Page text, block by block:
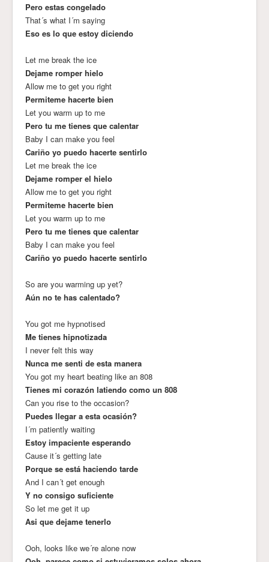
Pero estas congelado
That´s what I´m saying
Eso es lo que estoy diciendo
Let me break the ice
Dejame romper hielo
Allow me to get you right
Permiteme hacerte bien
Let you warm up to me
Pero tu me tienes que calentar
Baby I can make you feel
Cariño yo puedo hacerte sentirlo
Let me break the ice
Dejame romper el hielo
Allow me to get you right
Permiteme hacerte bien
Let you warm up to me
Pero tu me tienes que calentar
Baby I can make you feel
Cariño yo puedo hacerte sentirlo
So are you warming up yet?
Aún no te has calentado?
You got me hypnotised
Me tienes hipnotizada
I never felt this way
Nunca me senti de esta manera
You got my heart beating like an 808
Tienes mi corazón latiendo como un 808
Can you rise to the occasion?
Puedes llegar a esta ocasión?
I´m patiently waiting
Estoy impaciente esperando
Cause it´s getting late
Porque se está haciendo tarde
And I can´t get enough
Y no consigo suficiente
So let me get it up
Asi que dejame tenerlo
Ooh, looks like we´re alone now